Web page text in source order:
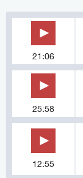
21:06
25:58
12:55